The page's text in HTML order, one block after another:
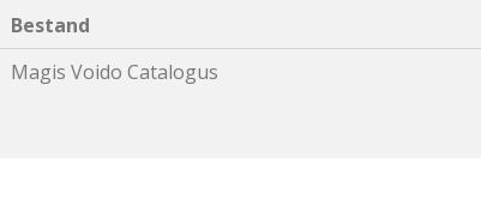
Bestand
Magis Voido Catalogus